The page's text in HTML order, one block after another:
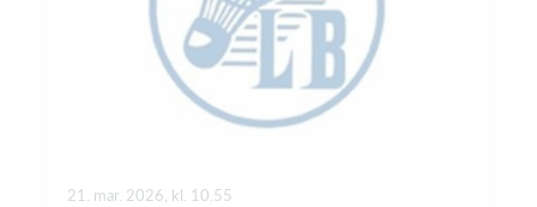
21. mar. 2026, kl. 10.55